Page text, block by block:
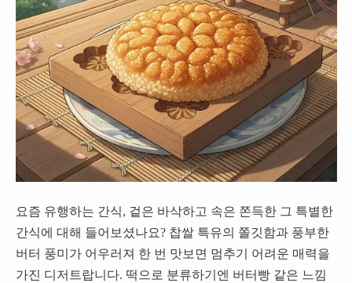
요즘 유행하는 간식, 겉은 바삭하고 속은 쫀득한 그 특별한
간식에 대해 들어보셨나요? 찹쌀 특유의 쫄깃함과 풍부한
버터 풍미가 어우러져 한 번 맛보면 멈추기 어려운 매력을
가진 디저트랍니다. 떡으로 분류하기엔 버터빵 같은 느낌